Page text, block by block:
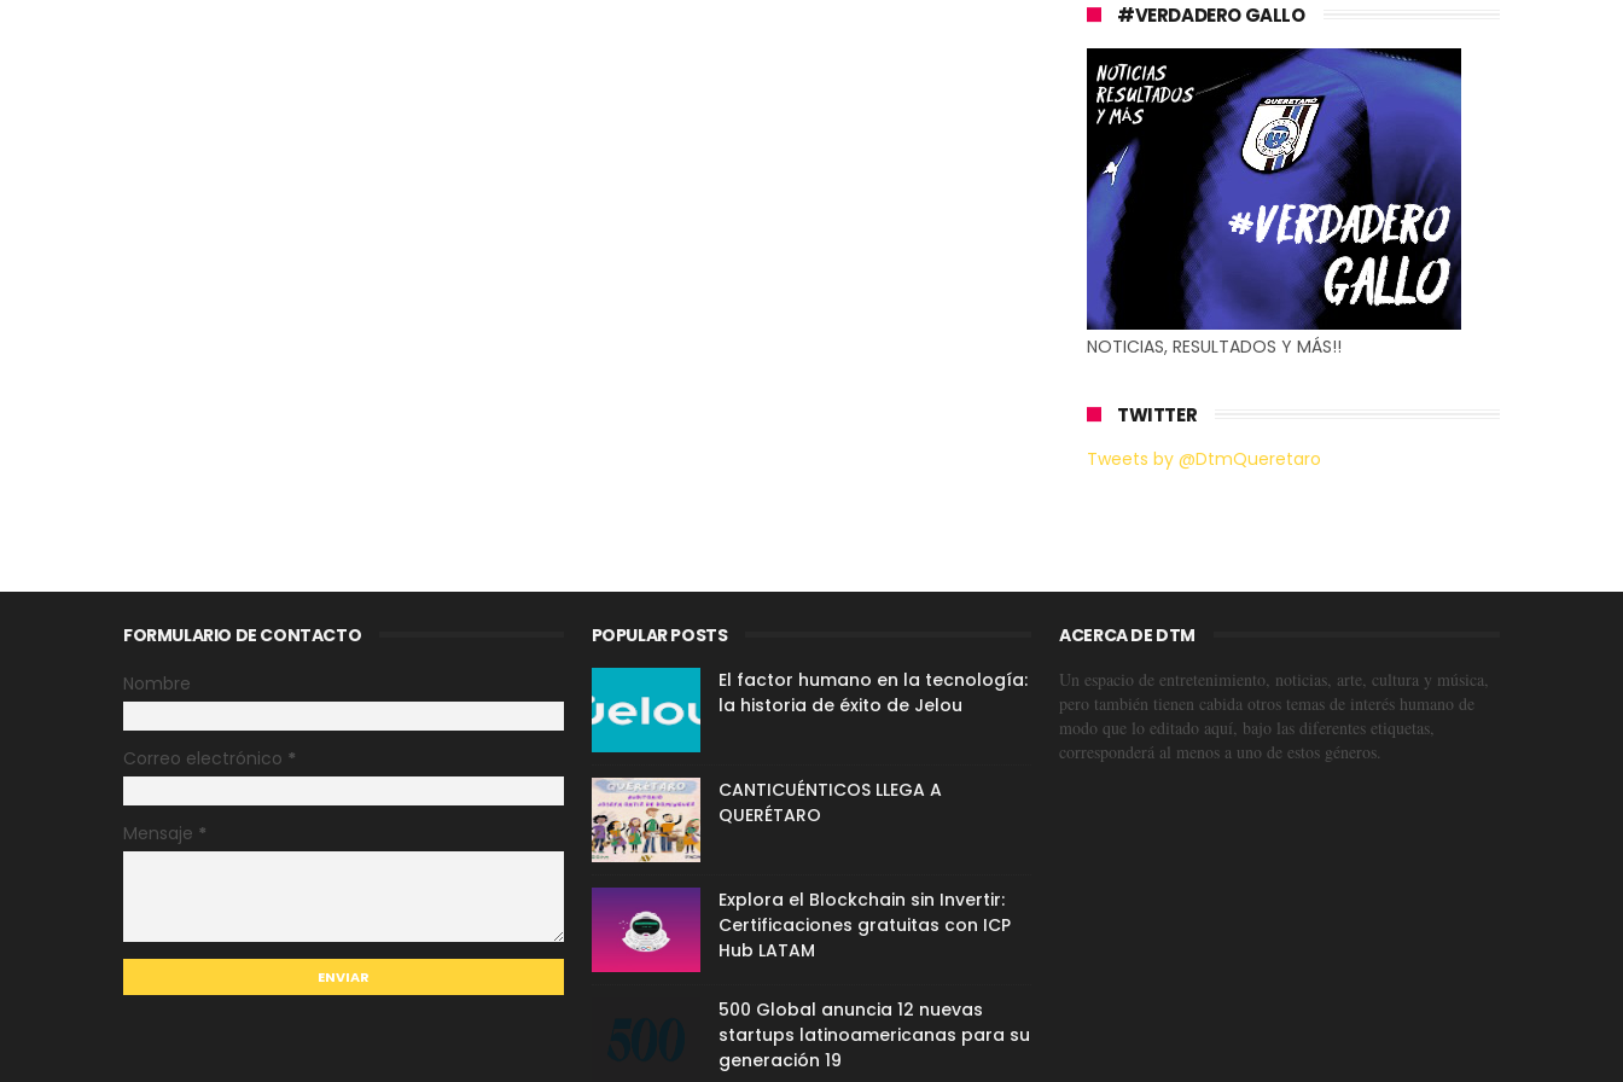
#VERDADERO GALLO
NOTICIAS, RESULTADOS Y MÁS!!
TWITTER
Tweets by @DtmQueretaro
FORMULARIO DE CONTACTO
Nombre
Correo electrónico *
Mensaje *
POPULAR POSTS
El factor humano en la tecnología:
la historia de éxito de Jelou
CANTICUÉNTICOS LLEGA A
QUERÉTARO
Explora el Blockchain sin Invertir:
Certificaciones gratuitas con ICP
Hub LATAM
500 Global anuncia 12 nuevas
startups latinoamericanas para su
generación 19
ACERCA DE DTM
Un espacio de entretenimiento, noticias, arte, cultura y música,
pero también tienen cabida otros temas de interés humano de
modo que lo editado aquí, bajo las diferentes etiquetas,
corresponderá al menos a uno de estos géneros.